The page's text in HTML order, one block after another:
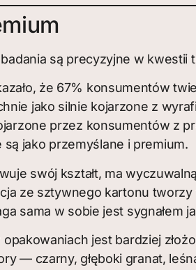
są precyzyjne w
że 67% konsumentów
jako silnie kojarzone z
przez konsumentów z
jako przemyślane i premium.
swój kształt, ma
ze sztywnego kartonu
sama w sobie jest sygnałem
jest bardziej
— czarny, głęboki granat,